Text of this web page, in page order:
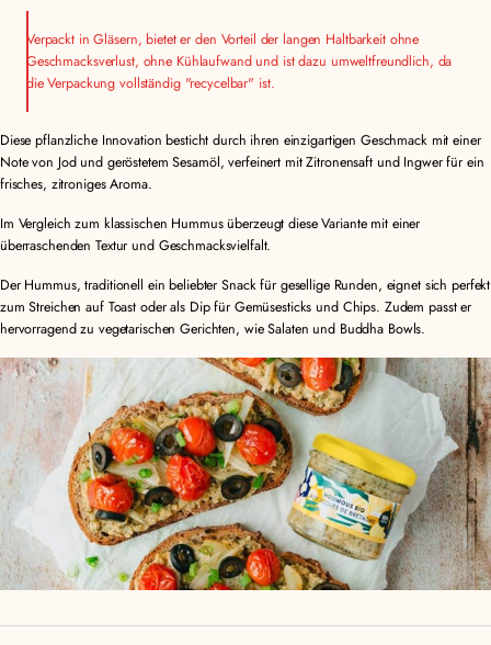
Verpackt in Gläsern, bietet er den Vorteil der langen Haltbarkeit ohne
Geschmacksverlust, ohne Kühlaufwand und ist dazu umweltfreundlich, da
die Verpackung vollständig "recycelbar" ist.
Diese pflanzliche Innovation besticht durch ihren einzigartigen Geschmack mit einer
Note von Jod und geröstetem Sesamöl, verfeinert mit Zitronensaft und Ingwer für ein
frisches, zitroniges Aroma.
Im Vergleich zum klassischen Hummus überzeugt diese Variante mit einer
überraschenden Textur und Geschmacksvielfalt.
Der Hummus, traditionell ein beliebter Snack für gesellige Runden, eignet sich perfekt
zum Streichen auf Toast oder als Dip für Gemüsesticks und Chips. Zudem passt er
hervorragend zu vegetarischen Gerichten, wie Salaten und Buddha Bowls.